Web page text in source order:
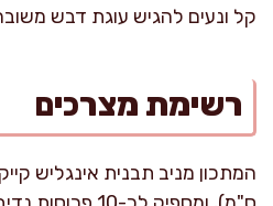
קל ונעים להגיש עוגת דבש
רשימת מצרכים